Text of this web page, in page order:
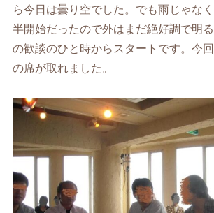
ら今日は曇り空でした。でも雨じゃな
半開始だったので外はまだ絶好調で明
の歓談のひと時からスタートです。今
の席が取れました。